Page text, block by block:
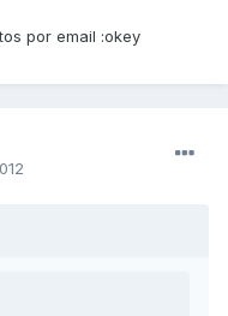
por email :okey